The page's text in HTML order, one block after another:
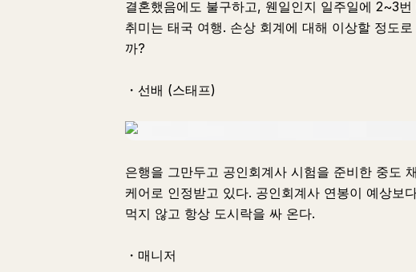
결혼했음에도 불구하고, 웬일인지 일주일에 2~3
취미는 태국 여행. 손상 회계에 대해 이상할 정도
까?
・선배 (스태프)
은행을 그만두고 공인회계사 시험을 준비한 중도
케어로 인정받고 있다. 공인회계사 연봉이 예상보
먹지 않고 항상 도시락을 싸 온다.
・매니저